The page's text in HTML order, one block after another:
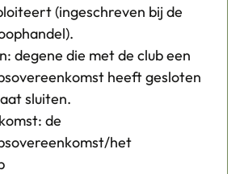
(ingeschreven bij de
degene die met de club een
heeft gesloten
sluiten.
de
het